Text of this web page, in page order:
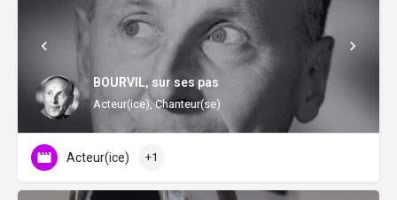
BOURVIL, sur ses pas
Acteur(ice), Chanteur(se)
Acteur(ice) +1